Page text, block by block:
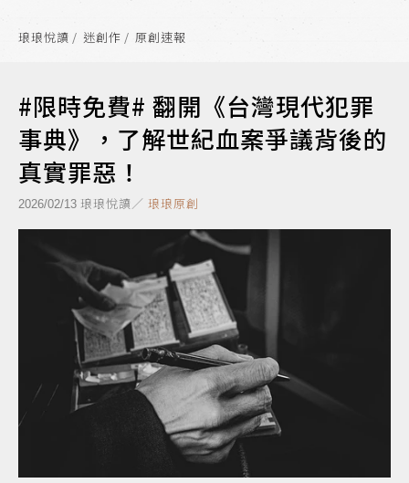
琅琅悅讀 迷創作 原創速報
#限時免費# 翻開《台灣現代犯罪
事典》，了解世紀血案爭議背後的
真實罪惡！
2026/02/13 琅琅悅讀／ 琅琅原創